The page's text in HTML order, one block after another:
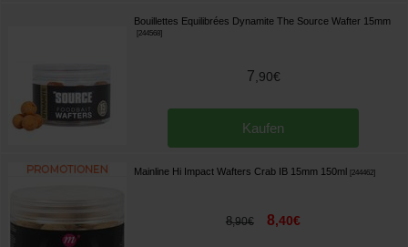
Bouillettes Equilibrées Dynamite The Source Wafter 15mm
[244568]
7 90€
Kaufen
Mainline Hi Impact Wafters Crab IB 15mm 150ml [244462]
8,90€ 8,40€